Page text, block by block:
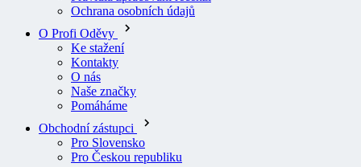
O Profi Oděvy
Ke stažení
Kontakty
O nás
Naše značky
Pomáháme
Obchodní zástupci
Pro Slovensko
Pro Českou republiku